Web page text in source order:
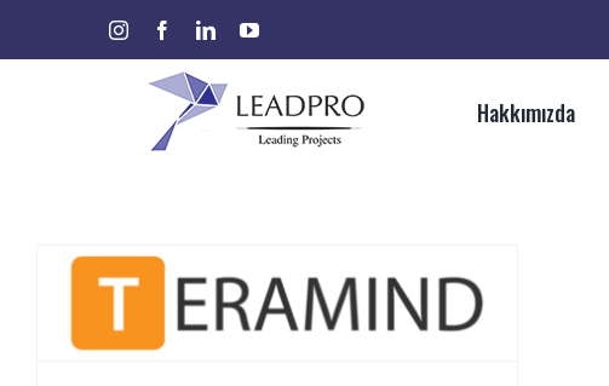
instagramfacebooklinkedinyoutube
Hakkımızda